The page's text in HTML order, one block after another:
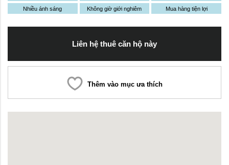
Nhiều ánh sáng Không giờ giới nghiêm Mua hàng tiện lợi
Liên hệ thuê căn hộ này
Thêm vào mục ưa thích